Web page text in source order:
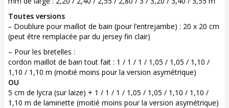
Toutes versions
– Doublure pour maillot de bain (pour l’entrejambe) : 20 x 20 cm
(peut être remplacée par du jersey fin clair)
– Pour les bretelles :
cordon maillot de bain tout fait : 1 / 1 / 1 / 1,05 / 1,05 / 1,10 /
1,10 / 1,10 m (moitié moins pour la version asymétrique)
OU
5 cm de lycra (sur laize) + 1 / 1 / 1 / 1,05 / 1,05 / 1,10 / 1,10 /
1,10 m de laminette (moitié moins pour la version asymétrique)